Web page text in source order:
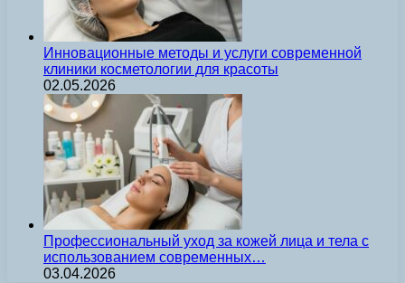
Инновационные методы и услуги современной
клиники косметологии для красоты
02.05.2026
Профессиональный уход за кожей лица и тела с
использованием современных…
03.04.2026